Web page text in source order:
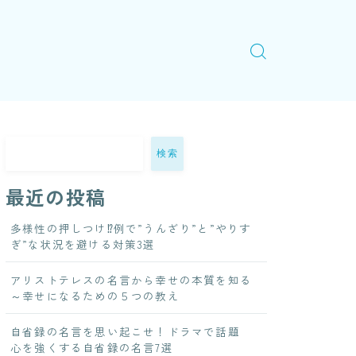
検索
最近の投稿
多様性の押しつけ⁉例で”うんざり”と”やりす
ぎ”な状況を避ける対策3選
アリストテレスの名言から幸せの本質を知る
～幸せになるための５つの教え
自省録の名言を思い起こせ！ドラマで話題
心を強くする自省録の名言7選